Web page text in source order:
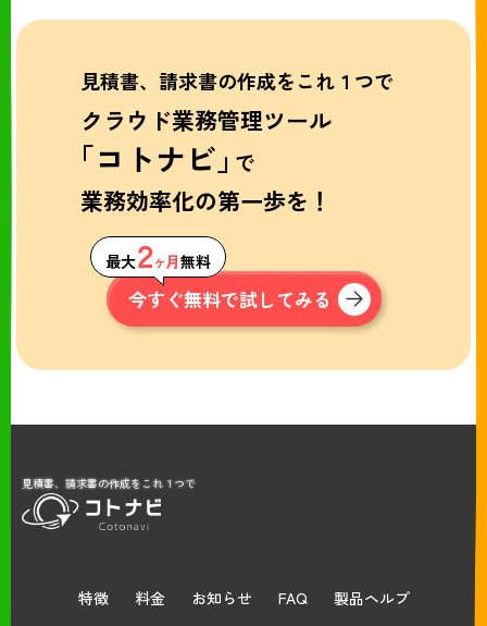
見積書、請求書の作成をこれ１つで
クラウド業務管理ツール
「コトナビ」で
業務効率化の第一歩を！
最大２ヶ月無料
今すぐ無料で試してみる
見積書、請求書の作成をこれ１つで
特徴 料金 お知らせ FAQ 製品ヘルプ